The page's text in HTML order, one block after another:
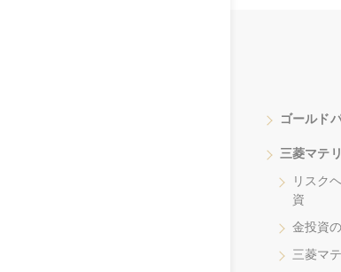
ゴールド
三菱マテ
リスク
資
金投資
三菱マ